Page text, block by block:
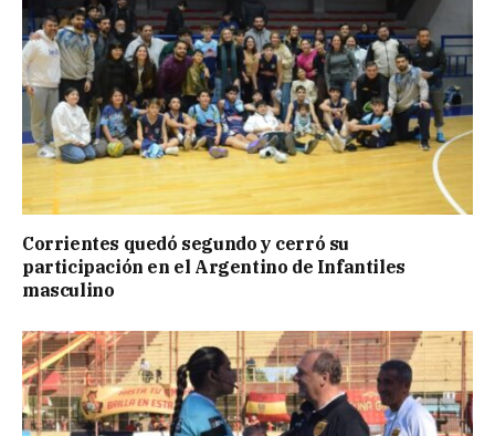
Corrientes quedó segundo y cerró su
participación en el Argentino de Infantiles
masculino